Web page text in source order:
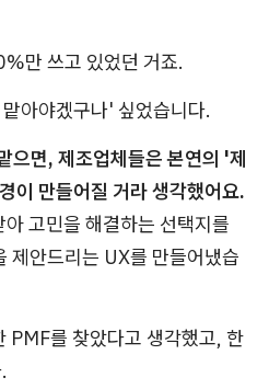
만 쓰고 있었던 거죠.
아야겠구나' 싶었습니다.
으면, 제조업체들은 본연의 '제
이 만들어질 거라 생각했어요.
고민을 해결하는 선택지를
제안드리는 UX를 만들어냈습
PMF를 찾았다고 생각했고, 한